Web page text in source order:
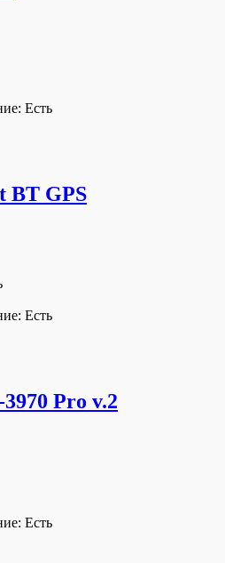
Есть
BT GPS
Есть
Pro v.2
Есть